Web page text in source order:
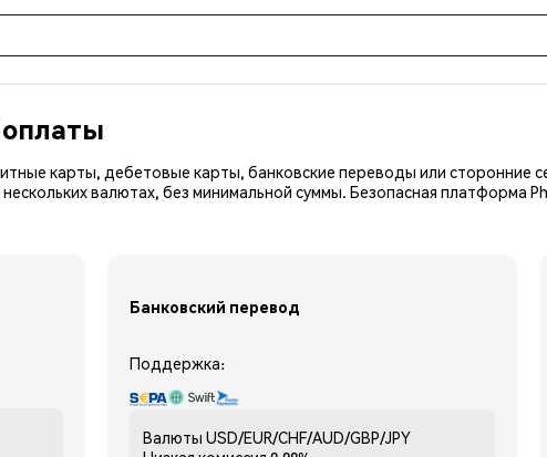
карты, дебетовые карты, банковские переводы или сторонние
валютах, без минимальной суммы. Безопасная платформа
Банковский перевод
Поддержка:
Валюты USD/EUR/CHF/AUD/GBP/JPY